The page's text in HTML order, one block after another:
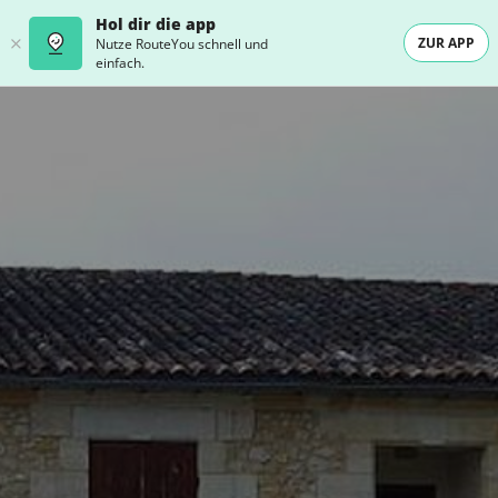
Hol dir die app
Nutze RouteYou schnell und
einfach.
ZUR APP